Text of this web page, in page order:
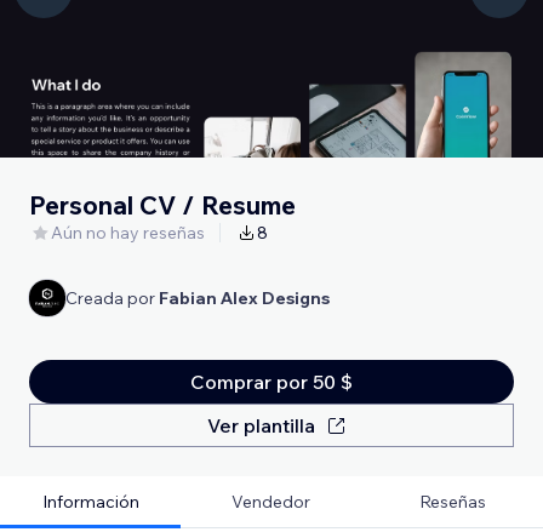
Personal CV / Resume
Aún no hay reseñas 8
Creada por Fabian Alex Designs
Comprar por 50 $
Ver plantilla
Información Vendedor Reseñas